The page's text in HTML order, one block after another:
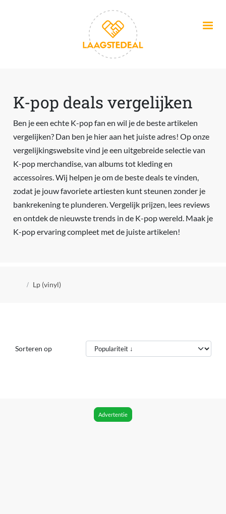
K-pop deals vergelijken
Ben je een echte K-pop fan en wil je de beste artikelen
vergelijken? Dan ben je hier aan het juiste adres! Op onze
vergelijkingswebsite vind je een uitgebreide selectie van
K-pop merchandise, van albums tot kleding en
accessoires. Wij helpen je om de beste deals te vinden,
zodat je jouw favoriete artiesten kunt steunen zonder je
bankrekening te plunderen. Vergelijk prijzen, lees reviews
en ontdek de nieuwste trends in de K-pop wereld. Maak je
K-pop ervaring compleet met de juiste artikelen!
Kruimelpad
Lp (vinyl)
Sorteren op
Advertentie